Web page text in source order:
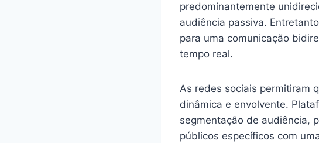
predominantemente
audiência passiva.
para uma comunicação
tempo real.
As redes sociais permitiram
dinâmica e envolvente.
segmentação de audiência,
públicos específicos com